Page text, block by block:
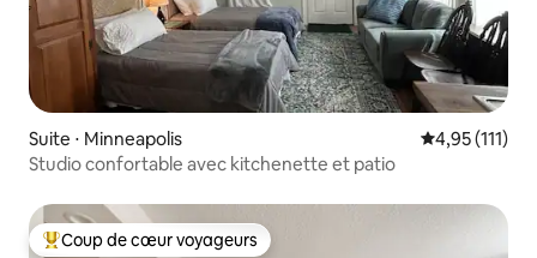
Suite ⋅ Minneapolis Évaluation
4,95 (111)
Studio confortable avec kitchenette et patio
Coups de cœur voyageurs les plus appréciés
Coup de cœur voyageurs